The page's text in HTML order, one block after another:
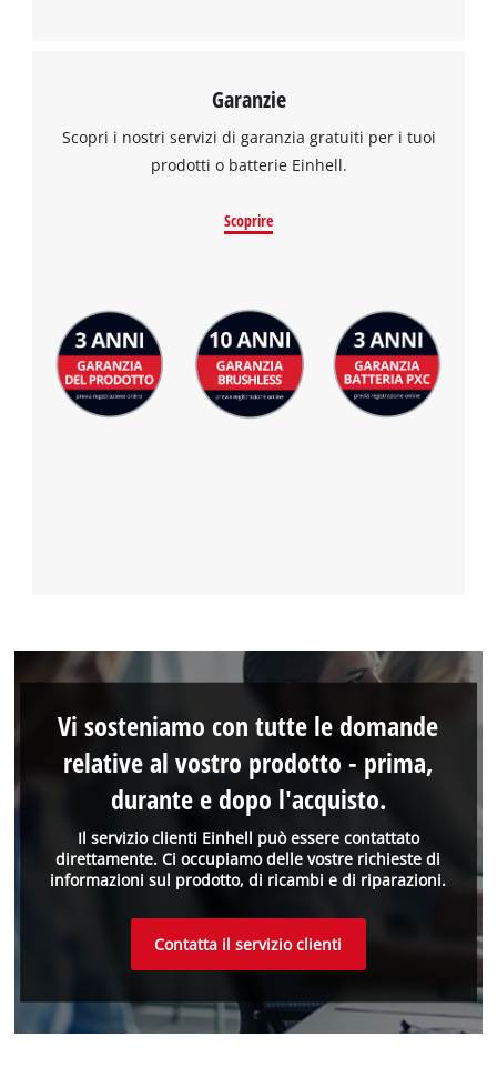
Garanzie
Scopri i nostri servizi di garanzia gratuiti per i tuoi
prodotti o batterie Einhell.
Scoprire
Il servizio clienti Einhell può essere contattato
direttamente. Ci occupiamo delle vostre richieste di
informazioni sul prodotto, di ricambi e di riparazioni.
Vi sosteniamo con tutte le domande
relative al vostro prodotto - prima,
durante e dopo l'acquisto.
Contatta il servizio clienti